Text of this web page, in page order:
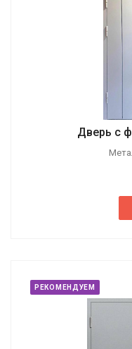
Дверь с
РЕКОМЕНДУЕМ